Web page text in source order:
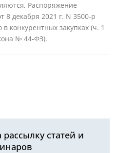
Распоряжение
8 декабря 2021 г. N 3500-р
конкурентных закупках (ч. 1
№ 44-ФЗ).
статей и